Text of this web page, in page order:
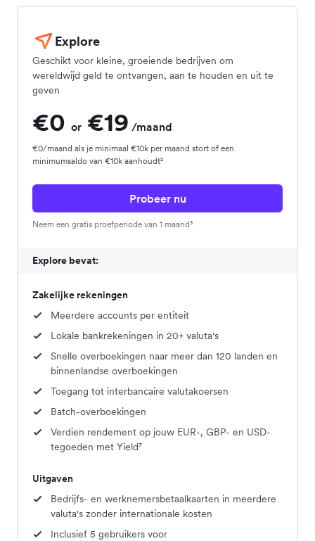
Explore
Geschikt voor kleine, groeiende bedrijven om
wereldwijd geld te ontvangen, aan te houden en uit te
geven
€0 or €19 /maand
€0/maand als je minimaal €10k per maand stort of een
minimumsaldo van €10k aanhoudt²
Probeer nu
Neem een gratis proefperiode van 1 maand³
Explore bevat:
Zakelijke rekeningen
Meerdere accounts per entiteit
Lokale bankrekeningen in 20+ valuta's
Snelle overboekingen naar meer dan 120 landen en
binnenlandse overboekingen
Toegang tot interbancaire valutakoersen
Batch-overboekingen
Verdien rendement op jouw EUR-, GBP- en USD-
tegoeden met Yield⁷
Uitgaven
Bedrijfs- en werknemersbetaalkaarten in meerdere
valuta's zonder internationale kosten
Inclusief 5 gebruikers voor